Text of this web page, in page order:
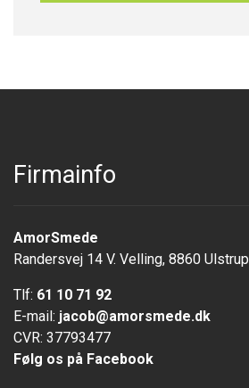
Firmainfo
AmorSmede
Randersvej 14 V. Velling, 8860 Ulstrup
Tlf: 61 10 71 92
E-mail: jacob@amorsmede.dk
CVR: 37793477
Følg os på Facebook